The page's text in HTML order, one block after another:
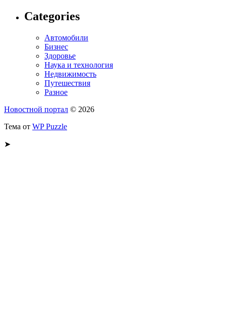
Categories
Автомобили
Бизнес
Здоровье
Наука и технология
Недвижимость
Путешествия
Разное
Новостной портал © 2026
Тема от WP Puzzle
➤